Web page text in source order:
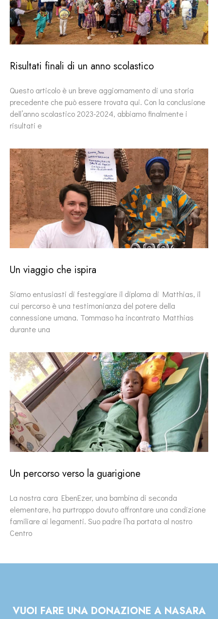
Risultati finali di un anno scolastico
Questo articolo è un breve aggiornamento di una storia
precedente che può essere trovata qui. Con la conclusione
dell’anno scolastico 2023-2024, abbiamo finalmente i
risultati e
Un viaggio che ispira
Siamo entusiasti di festeggiare il diploma di Matthias, il
cui percorso è una testimonianza del potere della
connessione umana. Tommaso ha incontrato Matthias
durante una
Un percorso verso la guarigione
La nostra cara EbenEzer, una bambina di seconda
elementare, ha purtroppo dovuto affrontare una condizione
familiare ai legamenti. Suo padre l’ha portata al nostro
Centro
VUOI FARE UNA DONAZIONE A NASARA